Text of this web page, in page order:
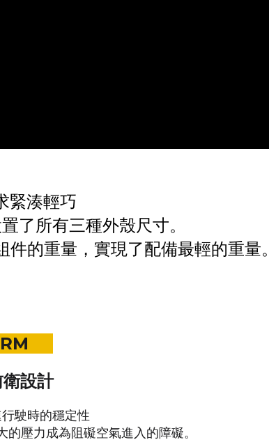
緊湊輕巧
了所有三種外殼尺寸。
的重量， 實現了配備最輕的重量。
設計
駛時的穩定性
壓力成為阻礙空氣進入的障礙。